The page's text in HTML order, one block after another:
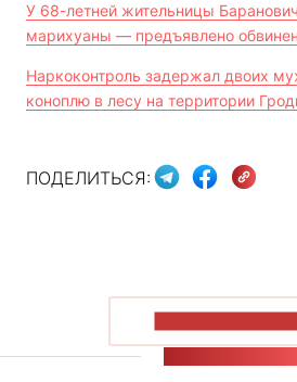
У 68-летней жительницы
марихуаны — предъявлено
Наркоконтроль задержал двоих
коноплю в лесу на территории
ПОДЕЛИТЬСЯ: